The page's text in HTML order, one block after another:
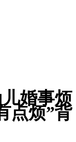
婚事烦
点烦”背